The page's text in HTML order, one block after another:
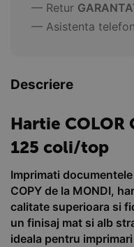
— Retur
— Asistenta
Descriere
Hartie COLOR
125 coli/top
Imprimati
COPY de la MONDI,
calitate superioara si
un finisaj mat si alb
ideala pentru